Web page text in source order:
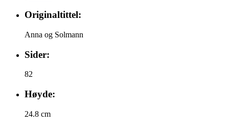
Originaltittel:
Anna og Solmann
Sider:
82
Høyde:
24.8 cm